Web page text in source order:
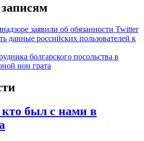
заявили об обязанности Twitter
данные российских пользователей к
болгарского посольства в
нон грата
был с нами в